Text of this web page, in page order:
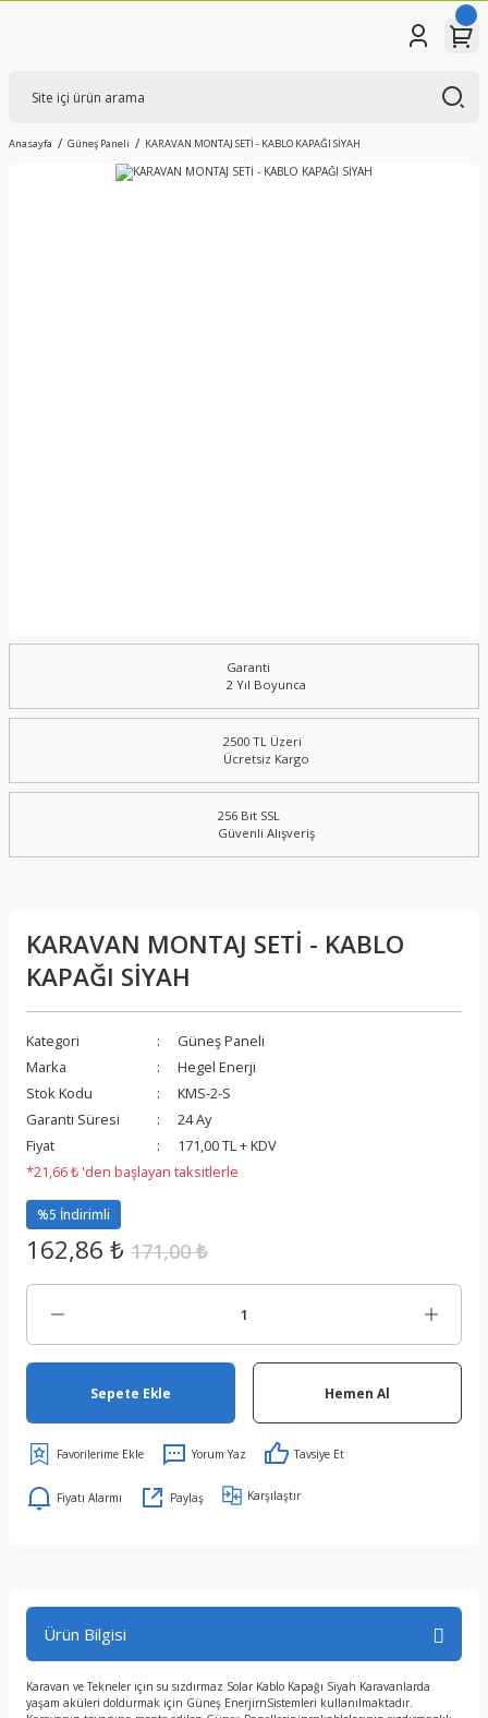
Anasayfa Güneş Paneli KARAVAN MONTAJ SETİ - KABLO KAPAĞI SİYAH
Garanti
2 Yıl Boyunca
2500 TL Üzeri
Ücretsiz Kargo
256 Bit SSL
Güvenli Alışveriş
KARAVAN MONTAJ SETİ - KABLO
KAPAĞI SİYAH
Kategori
Güneş Paneli
Marka
Hegel Enerji
Stok Kodu
KMS-2-S
Garanti Süresi
24 Ay
Fiyat
171,00 TL + KDV
*21,66 ₺ 'den başlayan taksitlerle
%5 İndirimli
162,86 ₺ 171,00 ₺
Sepete Ekle Hemen Al
Yorum Yaz Tavsiye Et
Fiyatı Alarmı Paylaş Karşılaştır
Ürün Bilgisi
Karavan ve Tekneler için su sızdırmaz Solar Kablo Kapağı Siyah Karavanlarda
yaşam aküleri doldurmak için Güneş EnerjirnSistemleri kullanılmaktadır.